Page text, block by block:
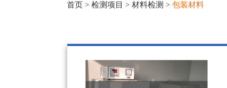
首页 >检测项目 >材料检测 >包装材料